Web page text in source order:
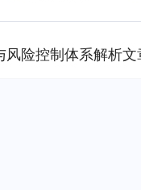
险控制体系解析